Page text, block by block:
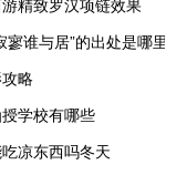
精致罗汉项链效果
寥谁与居”的出处是哪里
略
学校有哪些
凉东西吗冬天